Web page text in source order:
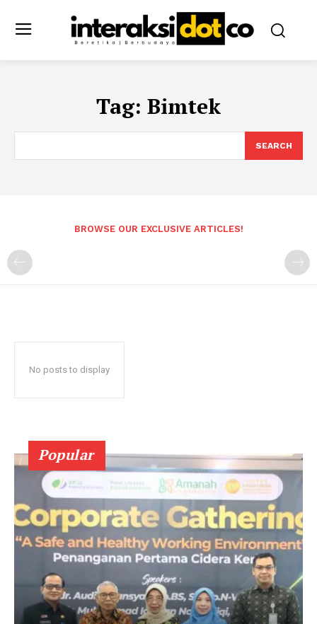
Tag: Bimtek
SEARCH
BROWSE OUR EXCLUSIVE ARTICLES!
No posts to display
Popular